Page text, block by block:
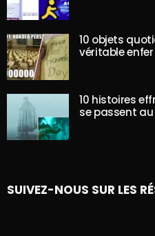
10 objets
véritable
10 histoires
se passent au
SUIVEZ-NOUS SUR LES